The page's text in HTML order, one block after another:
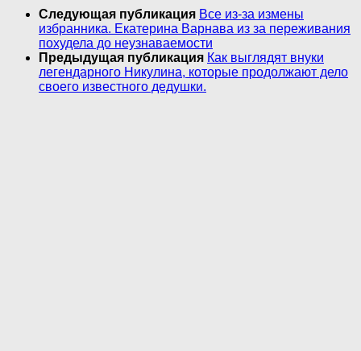
Следующая публикация Все из-за измены
избранника. Екатерина Варнава из за переживания
похудела до неузнаваемости
Предыдущая публикация Как выглядят внуки
легендарного Никулина, которые продолжают дело
своего известного дедушки.